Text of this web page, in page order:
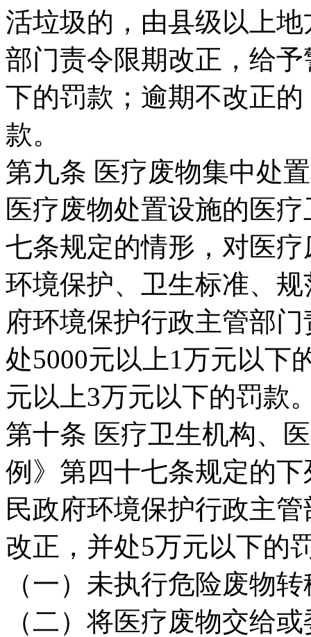
活垃圾的，由县级以上
部门责令限期改正，给
下的罚款；逾期不改正
款。
第九条 医疗废物集中处
医疗废物处置设施的医
七条规定的情形，对医
环境保护、卫生标准、
府环境保护行政主管部
处5000元以上1万元以下
元以上3万元以下的罚款
第十条 医疗卫生机构、
例》第四十七条规定的
民政府环境保护行政主
改正，并处5万元以下的
（一）未执行危险废物
（二）将医疗废物交给